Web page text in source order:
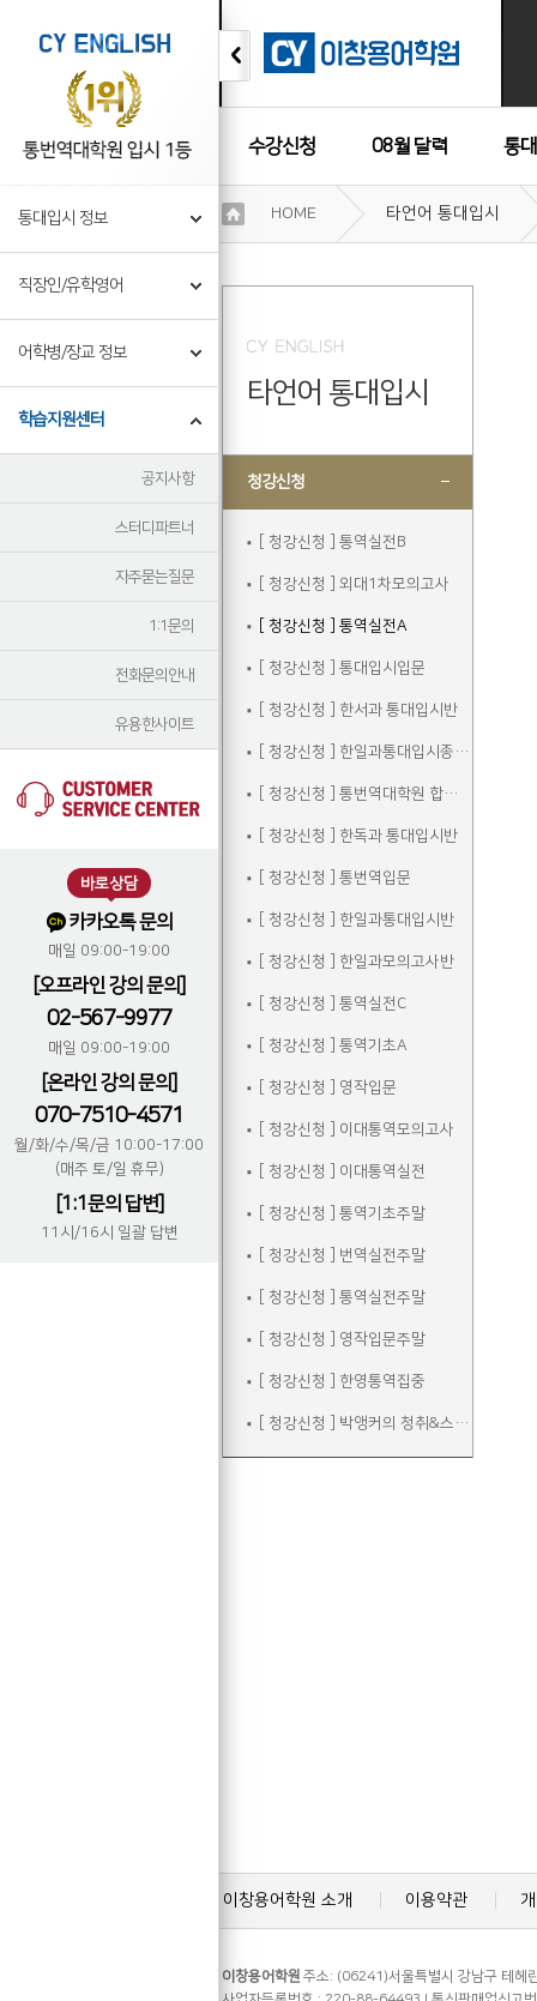
수강신청 08월 달력 통
수강후기
통대입시 정보
직장인/유학영어
어학병/장교 정보
학습지원센터
공지사항
스터디파트너
자주묻는질문
1:1문의
전화문의안내
유용한사이트
바로상담
카카오톡 문의
매일 09:00-19:00
[오프라인 강의 문의]
02-567-9977
매일 09:00-19:00
[온라인 강의 문의]
070-7510-4571
월/화/수/목/금 10:00-17:00
(매주 토/일 휴무)
[1:1문의 답변]
11시/16시 일괄 답변
기
정
HOME 타언어 통대입시
타언어 통대입시
청강신청
[ 청강신청 ] 통역실전B
[ 청강신청 ] 외대1차모의고사
[ 청강신청 ] 통역실전A
[ 청강신청 ] 통대입시입문
[ 청강신청 ] 한서과 통대입시반
[ 청강신청 ] 한일과통대입시종합반
[ 청강신청 ] 통번역대학원 합격자 선행학습
[ 청강신청 ] 한독과 통대입시반
[ 청강신청 ] 통번역입문
[ 청강신청 ] 한일과통대입시반
[ 청강신청 ] 한일과모의고사반
[ 청강신청 ] 통역실전C
[ 청강신청 ] 통역기초A
[ 청강신청 ] 영작입문
[ 청강신청 ] 이대통역모의고사
[ 청강신청 ] 이대통역실전
[ 청강신청 ] 통역기초주말
[ 청강신청 ] 번역실전주말
[ 청강신청 ] 통역실전주말
[ 청강신청 ] 영작입문주말
[ 청강신청 ] 한영통역집중
[ 청강신청 ] 박앵커의 청취&스피킹 주말
이창용어학원 소개 이용약관
이창용어학원 주소: (06241)서울특별시 강남구 테헤